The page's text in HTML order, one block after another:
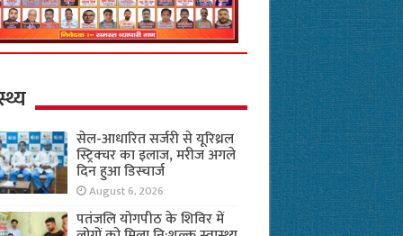
सेल-आधारित सर्जरी से यूरिथ्रल
स्ट्रिक्चर का इलाज, मरीज अगले
दिन हुआ डिस्चार्ज
August 6, 2026
पतंजलि योगपीठ के शिविर में